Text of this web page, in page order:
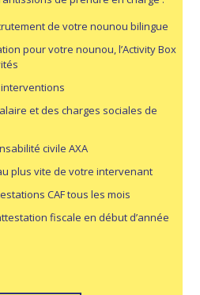
de votre nounou bilingue
pour votre nounou, l’Activity Box
et des charges sociales de
civile AXA
plus vite de votre intervenant
CAF tous les mois
fiscale en début d’année